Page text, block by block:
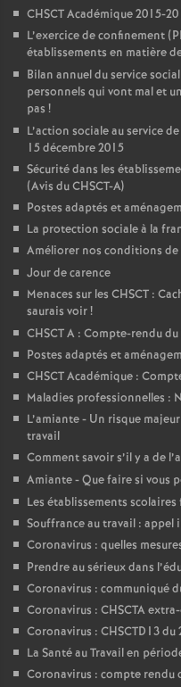
CHSCT Académique 2015-
L’exercice de confinement
établissements en matière
Bilan annuel du service
personnels qui vont mal et
pas !
L’action sociale au service
15 décembre 2015
Sécurité dans les
(Avis du CHSCT-A)
Postes adaptés et
La protection sociale à la
Améliorer nos conditions de
Jour de carence
Menaces sur les CHSCT :
saurais voir!
CHSCT A : Compte-rendu
Postes adaptés et
CHSCT Académique :
Maladies professionnelles :
L’amiante - Un risque
travail
Comment savoir s’il y a de
Amiante - Que faire si vous
Les établissements
Souffrance au travail : appel
Coronavirus : quelles
Prendre au sérieux dans
Coronavirus : communiqué
Coronavirus : CHSCTA
Coronavirus : CHSCTD13 du
La Santé au Travail en
Coronavirus : compte rendu